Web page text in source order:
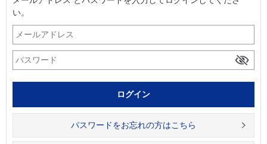
い。
パスワードをお忘れの方はこちら